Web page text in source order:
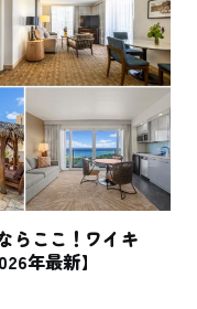
らここ！ワイキ
年最新】